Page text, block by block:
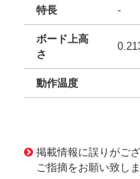
特長 -
ボード上高
さ
動作温度
掲載情報に誤りがご
ご指摘をお願い致しま